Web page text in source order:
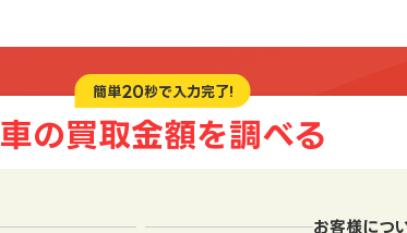
簡単20秒で入力完了!
車の買取金額を調べる
お客様につ